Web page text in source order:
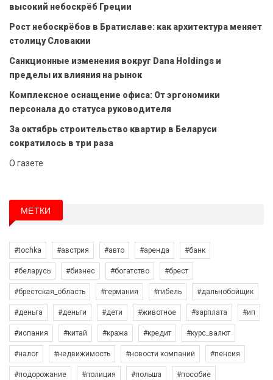
высокий небоскрёб Греции
Рост небоскрёбов в Братиславе: как архитектура меняет
столицу Словакии
Санкционные изменения вокруг Dana Holdings и
пределы их влияния на рынок
Комплексное оснащение офиса: От эргономики
персонала до статуса руководителя
За октябрь строительство квартир в Беларуси
сократилось в три раза
О газете
МЕТКИ
#tochka #австрия #авто #аренда #банк
#беларусь #бизнес #богатство #брест
#брестская_область #германия #гибель #дальнобойщик
#деньга #деньги #дети #животное #зарплата #ип
#испания #китай #кража #кредит #курс_валют
#налог #недвижимость #новости компаний #пенсия
#подорожание #полиция #польша #пособие